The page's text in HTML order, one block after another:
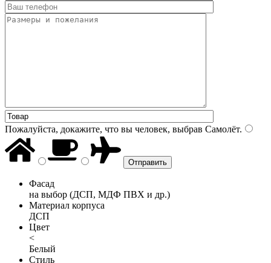
Пожалуйста, докажите, что вы человек, выбрав Самолёт.
Фасад
на выбор (ДСП, МДФ ПВХ и др.)
Материал корпуса
ДСП
Цвет
<
Белый
Стиль